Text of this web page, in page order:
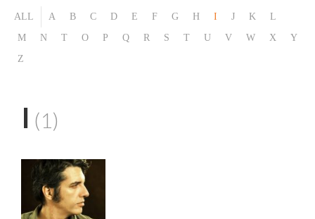
ALL A B C D E F G H I J K
L
M
N T O P Q R S T U V W X
Y
Z
I (1)